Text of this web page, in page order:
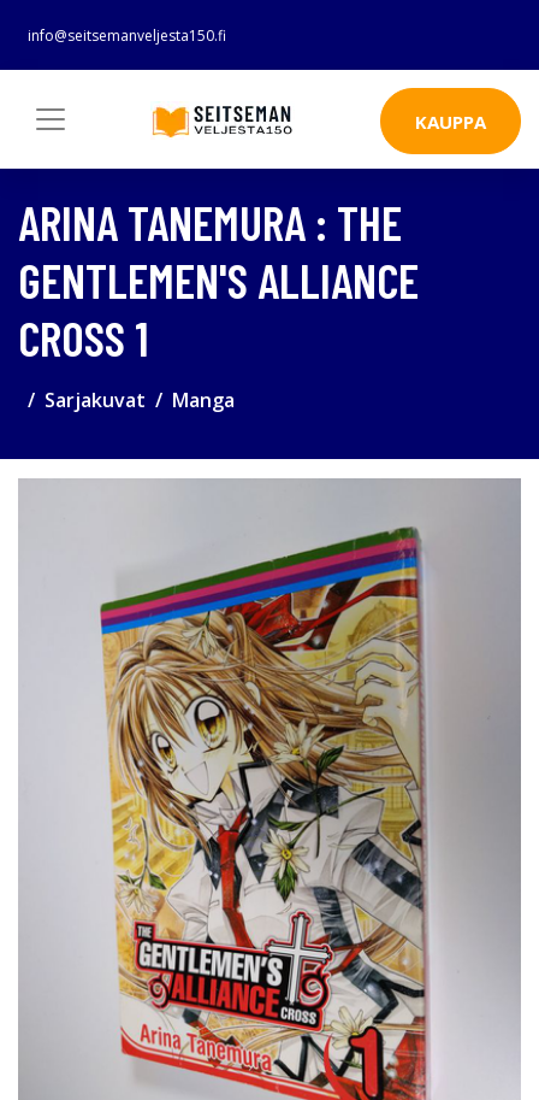
info@seitsemanveljesta150.fi
KAUPPA
ARINA TANEMURA : THE
GENTLEMEN'S ALLIANCE
CROSS 1
Sarjakuvat Manga